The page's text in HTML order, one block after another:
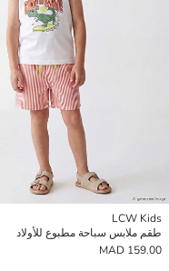
LCW Kids
طقم ملابس سباحة مطبوع للأولاد
159.00 MAD